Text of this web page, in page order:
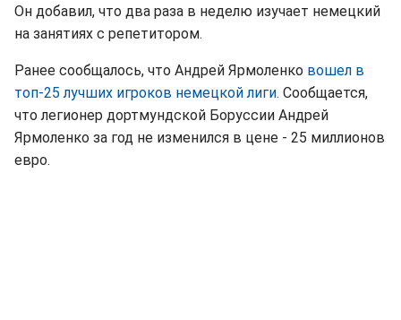
Он добавил, что два раза в неделю изучает немецкий
на занятиях с репетитором.
Ранее сообщалось, что Андрей Ярмоленко вошел в
топ-25 лучших игроков немецкой лиги. Сообщается,
что легионер дортмундской Боруссии Андрей
Ярмоленко за год не изменился в цене - 25 миллионов
евро.